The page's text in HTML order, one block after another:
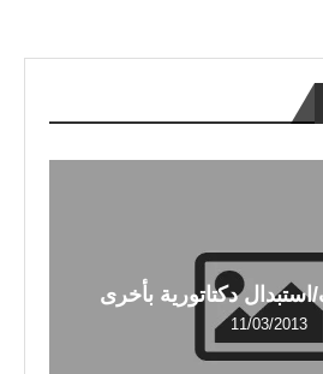
دكتاتورية بأخرى
11/03/2013